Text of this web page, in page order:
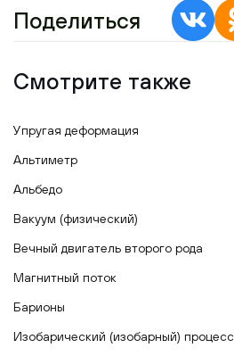
Поделиться
Смотрите также
Упругая деформация
Альтиметр
Альбедо
Вакуум (физический)
Вечный двигатель второго рода
Магнитный поток
Барионы
Изобарический (изобарный) процесс